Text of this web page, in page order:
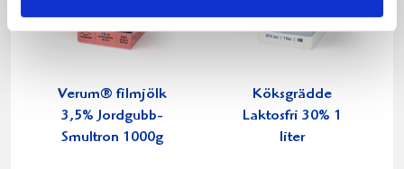
Verum® filmjölk
3,5% Jordgubb-
Smultron 1000g
Köksgrädde
Laktosfri 30% 1
liter